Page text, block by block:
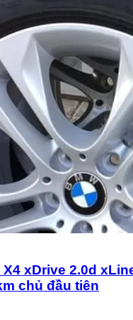
X4 xDrive 2.0d
chủ đầu tiên